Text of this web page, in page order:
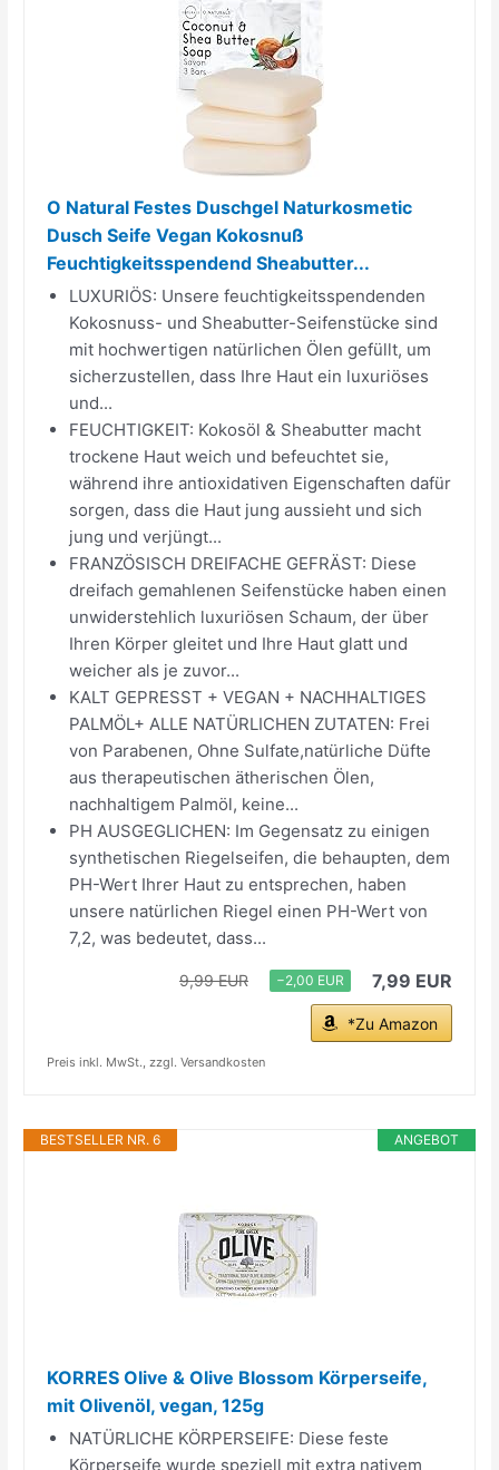
O Natural Festes Duschgel Naturkosmetic
Dusch Seife Vegan Kokosnuß
Feuchtigkeitsspendend Sheabutter...
LUXURIÖS: Unsere feuchtigkeitsspendenden
Kokosnuss- und Sheabutter-Seifenstücke sind
mit hochwertigen natürlichen Ölen gefüllt, um
sicherzustellen, dass Ihre Haut ein luxuriöses
und...
FEUCHTIGKEIT: Kokosöl & Sheabutter macht
trockene Haut weich und befeuchtet sie,
während ihre antioxidativen Eigenschaften dafür
sorgen, dass die Haut jung aussieht und sich
jung und verjüngt...
FRANZÖSISCH DREIFACHE GEFRÄST: Diese
dreifach gemahlenen Seifenstücke haben einen
unwiderstehlich luxuriösen Schaum, der über
Ihren Körper gleitet und Ihre Haut glatt und
weicher als je zuvor...
KALT GEPRESST + VEGAN + NACHHALTIGES
PALMÖL+ ALLE NATÜRLICHEN ZUTATEN: Frei
von Parabenen, Ohne Sulfate,natürliche Düfte
aus therapeutischen ätherischen Ölen,
nachhaltigem Palmöl, keine...
PH AUSGEGLICHEN: Im Gegensatz zu einigen
synthetischen Riegelseifen, die behaupten, dem
PH-Wert Ihrer Haut zu entsprechen, haben
unsere natürlichen Riegel einen PH-Wert von
7,2, was bedeutet, dass...
9,99 EUR −2,00 EUR 7,99 EUR
*Zu Amazon
Preis inkl. MwSt., zzgl. Versandkosten
ANGEBOT
BESTSELLER NR. 6
KORRES Olive & Olive Blossom Körperseife,
mit Olivenöl, vegan, 125g
NATÜRLICHE KÖRPERSEIFE: Diese feste
Körperseife wurde speziell mit extra nativem